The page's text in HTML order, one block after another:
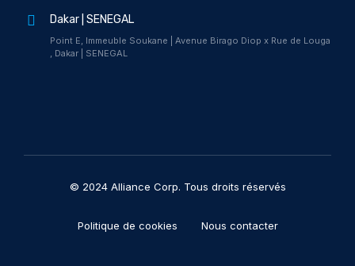
Dakar | SENEGAL
Point E, Immeuble Soukane | Avenue Birago Diop x Rue de Louga
, Dakar | SENEGAL
© 2024 Alliance Corp. Tous droits réservés
Politique de cookies Nous contacter